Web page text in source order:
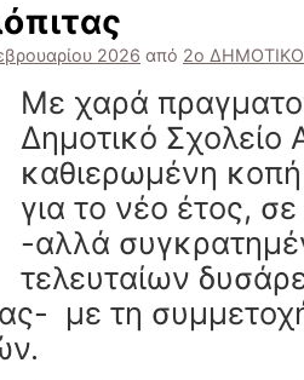
2026 από 2ο
Με χαρά
Δημοτικό
καθιερωμένη κοπή
για το νέο έτος,
-αλλά
τελευταίων
με τη